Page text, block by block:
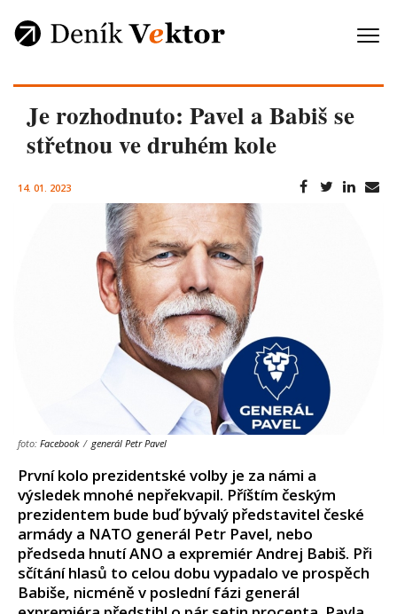
Je rozhodnuto: Pavel a Babiš se
střetnou ve druhém kole
14. 01. 2023
foto: Facebook / generál Petr Pavel
První kolo prezidentské volby je za námi a
výsledek mnohé nepřekvapil. Příštím českým
prezidentem bude buď bývalý představitel české
armády a NATO generál Petr Pavel, nebo
předseda hnutí ANO a expremiér Andrej Babiš. Při
sčítání hlasů to celou dobu vypadalo ve prospěch
Babiše, nicméně v poslední fázi generál